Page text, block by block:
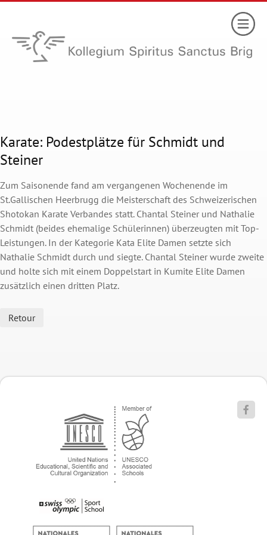
Karate: Podestplätze für Schmidt und
Steiner
Zum Saisonende fand am vergangenen Wochenende im
St.Gallischen Heerbrugg die Meisterschaft des Schweizerischen
Shotokan Karate Verbandes statt. Chantal Steiner und Nathalie
Schmidt (beides ehemalige Schülerinnen) überzeugten mit Top-
Leistungen. In der Kategorie Kata Elite Damen setzte sich
Nathalie Schmidt durch und siegte. Chantal Steiner wurde zweite
und holte sich mit einem Doppelstart in Kumite Elite Damen
zusätzlich einen dritten Platz.
Retour
